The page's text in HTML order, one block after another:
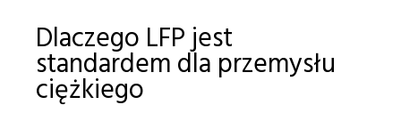
Dlaczego LFP jest
standardem dla przemysłu
ciężkiego